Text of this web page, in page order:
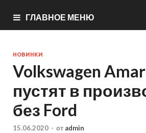
ГЛАВНОЕ МЕНЮ
НОВИНКИ
Volkswagen
пустят в
без Ford
15.06.2020 - от admin